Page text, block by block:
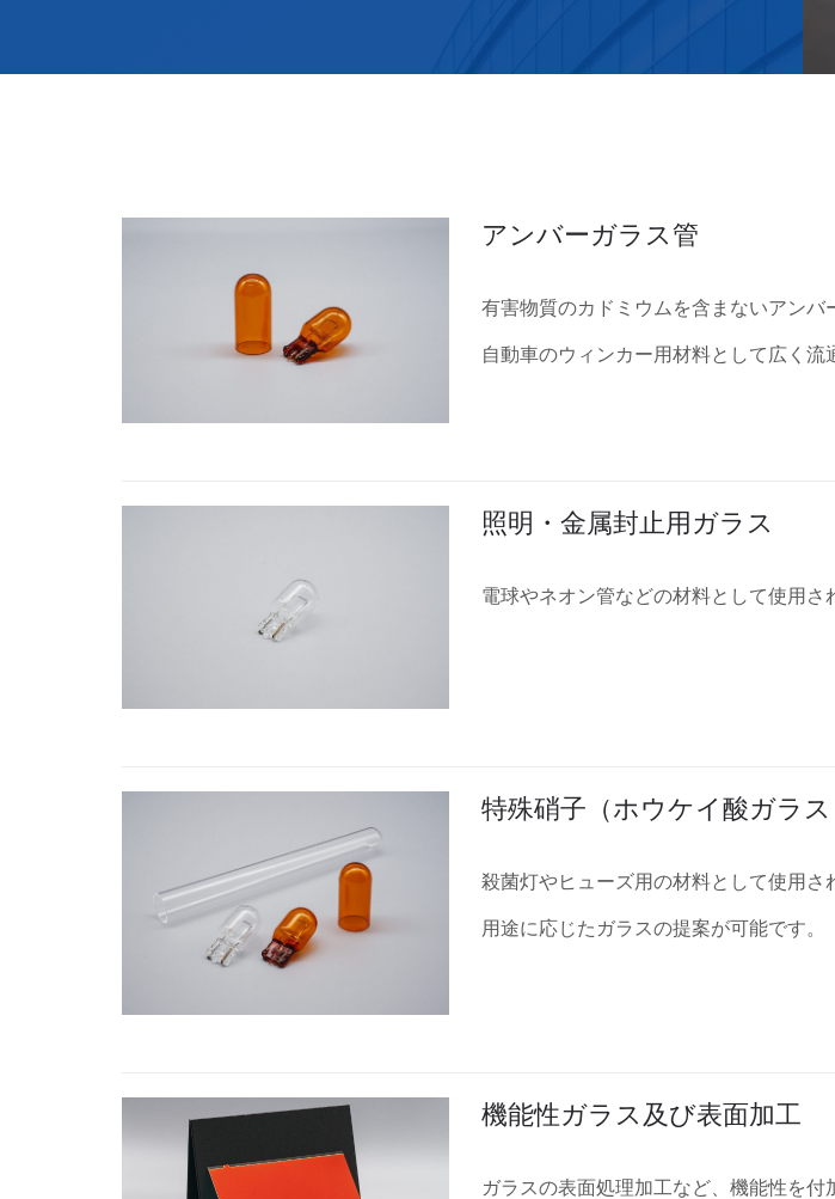
アンバーガラス管
有害物質のカドミウムを含まないアンバ
自動車のウィンカー用材料として広く流
照明・金属封止用ガラス
電球やネオン管などの材料として使用さ
特殊硝子（ホウケイ酸ガラス
殺菌灯やヒューズ用の材料として使用さ
用途に応じたガラスの提案が可能です。
機能性ガラス及び表面加工
ガラスの表面処理加工など、機能性を付